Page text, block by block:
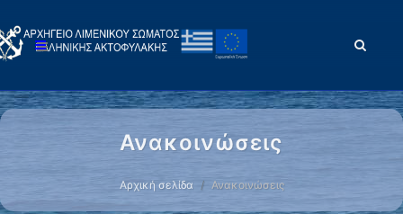
Ανακοινώσεις
Αρχική σελίδα Ανακοινώσεις